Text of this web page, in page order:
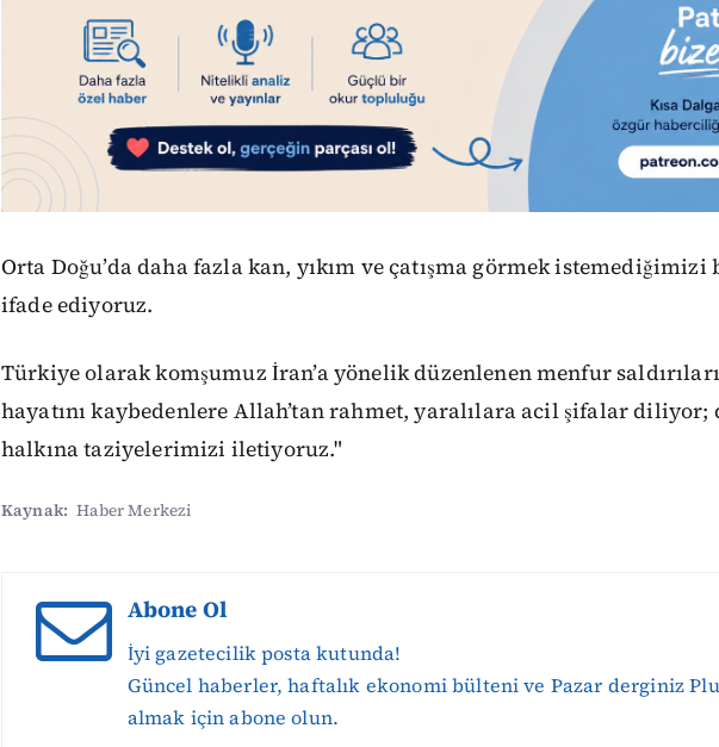
Orta Doğu’da daha fazla kan, yıkım ve çatışma görmek
ifade ediyoruz.
Türkiye olarak komşumuz İran’a yönelik düzenlenen menfur
hayatını kaybedenlere Allah’tan rahmet, yaralılara acil şifalar diliyor;
halkına taziyelerimizi iletiyoruz."
Kaynak: Haber Merkezi
Abone Ol
İyi gazetecilik posta kutunda!
Güncel haberler, haftalık ekonomi bülteni ve Pazar derginiz
almak için abone olun.